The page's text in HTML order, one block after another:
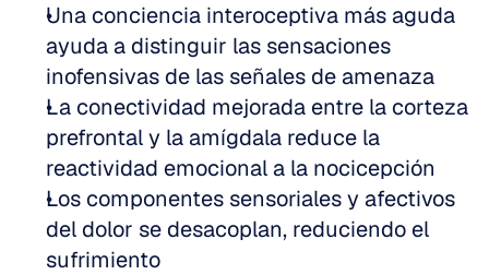
Una conciencia interoceptiva más aguda
ayuda a distinguir las sensaciones
inofensivas de las señales de amenaza
La conectividad mejorada entre la corteza
prefrontal y la amígdala reduce la
reactividad emocional a la nocicepción
Los componentes sensoriales y afectivos
del dolor se desacoplan, reduciendo el
sufrimiento